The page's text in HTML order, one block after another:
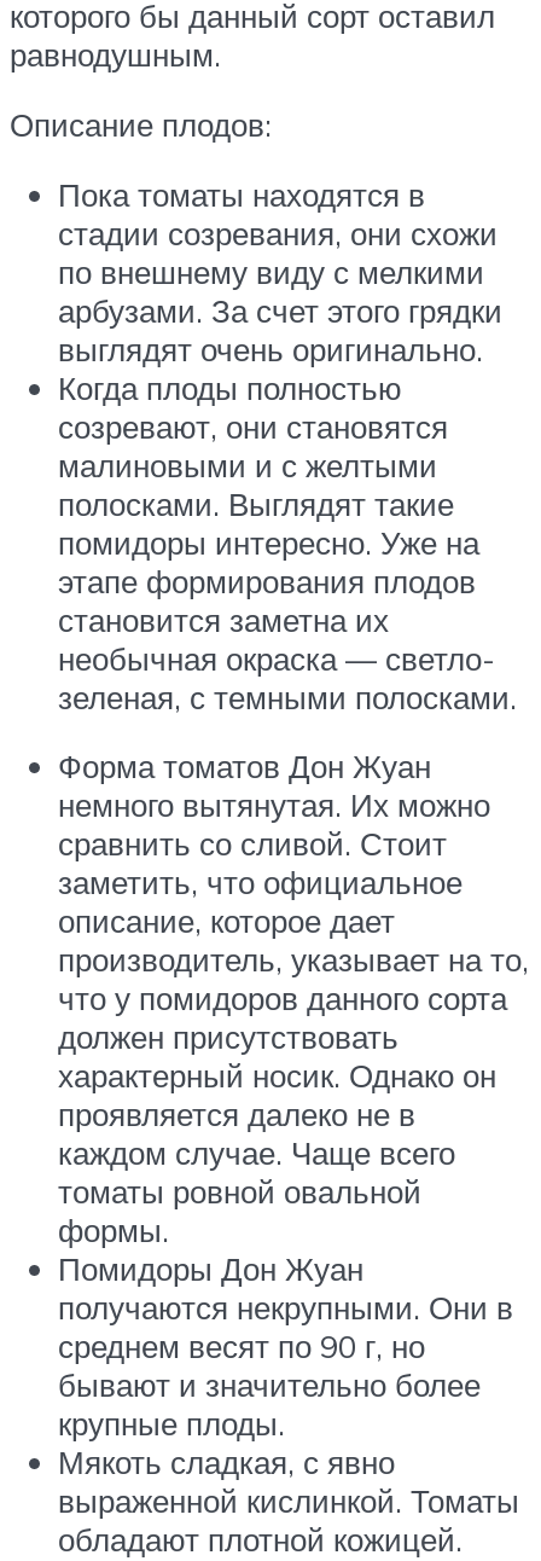
которого бы данный сорт оставил
равнодушным.
Описание плодов:
Пока томаты находятся в
стадии созревания, они схожи
по внешнему виду с мелкими
арбузами. За счет этого грядки
выглядят очень оригинально.
Когда плоды полностью
созревают, они становятся
малиновыми и с желтыми
полосками. Выглядят такие
помидоры интересно. Уже на
этапе формирования плодов
становится заметна их
необычная окраска — светло-
зеленая, с темными полосками.
Форма томатов Дон Жуан
немного вытянутая. Их можно
сравнить со сливой. Стоит
заметить, что официальное
описание, которое дает
производитель, указывает на то,
что у помидоров данного сорта
должен присутствовать
характерный носик. Однако он
проявляется далеко не в
каждом случае. Чаще всего
томаты ровной овальной
формы.
Помидоры Дон Жуан
получаются некрупными. Они в
среднем весят по 90 г, но
бывают и значительно более
крупные плоды.
Мякоть сладкая, с явно
выраженной кислинкой. Томаты
обладают плотной кожицей.